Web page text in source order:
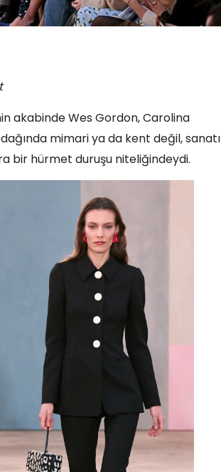
akabinde Wes Gordon, Carolina
mimari ya da kent değil, sanatı
bir hürmet duruşu niteliğindeydi.